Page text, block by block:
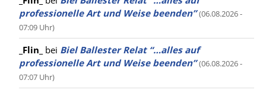
professionelle Art und Weise beenden” (06.08.2026 -
07:09 Uhr)
_Flin_ bei Biel Ballester Relat “…alles auf
professionelle Art und Weise beenden” (06.08.2026 -
07:07 Uhr)